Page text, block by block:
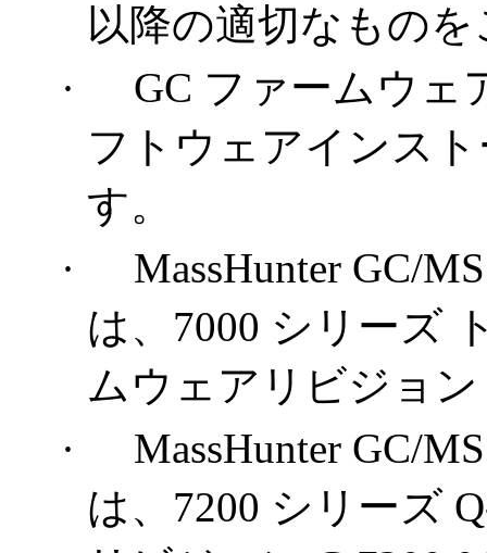
以降の適切なもの
·
GC ファームウェ
フトウェアインス
す。
·
MassHunter GC/
は、 7000 シリーズ
ムウェアリビジョン
·
MassHunter GC/
は、 7200 シリーズ